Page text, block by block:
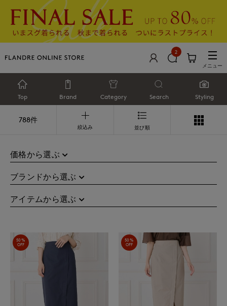
2
メニュー
Top Brand Category Search Styling
788件
絞込み 並び順
価格から選ぶ
ブランドから選ぶ
アイテムから選ぶ
50%
OFF
50%
OFF